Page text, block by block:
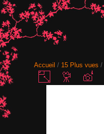
Accueil / 15 Plus vues /